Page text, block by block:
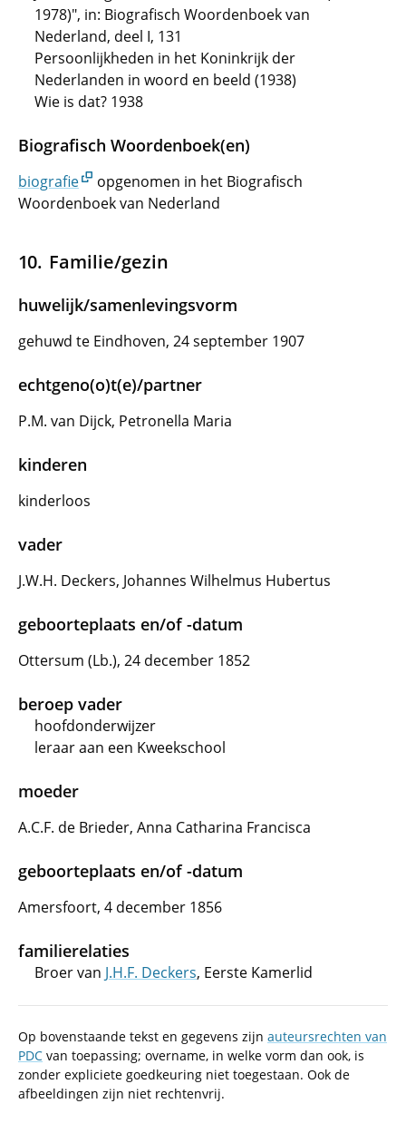
1978)", in: Biografisch Woordenboek van
Nederland, deel I, 131
Persoonlijkheden in het Koninkrijk der
Nederlanden in woord en beeld (1938)
Wie is dat? 1938
Biografisch Woordenboek(en)
biografie
opgenomen in het Biografisch
Woordenboek van Nederland
Familie/gezin
huwelijk/samenlevingsvorm
gehuwd te Eindhoven, 24 september 1907
echtgeno(o)t(e)/partner
P.M. van Dijck, Petronella Maria
kinderen
kinderloos
vader
J.W.H. Deckers, Johannes Wilhelmus Hubertus
geboorteplaats en/of -datum
Ottersum (Lb.), 24 december 1852
beroep vader
hoofdonderwijzer
leraar aan een Kweekschool
moeder
A.C.F. de Brieder, Anna Catharina Francisca
geboorteplaats en/of -datum
Amersfoort, 4 december 1856
familierelaties
Broer van J.H.F. Deckers, Eerste Kamerlid
Op bovenstaande tekst en gegevens zijn auteursrechten van
PDC van toepassing; overname, in welke vorm dan ook, is
zonder expliciete goedkeuring niet toegestaan. Ook de
afbeeldingen zijn niet rechtenvrij.